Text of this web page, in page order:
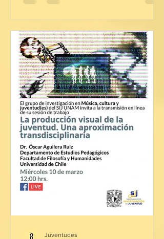
Juventudes